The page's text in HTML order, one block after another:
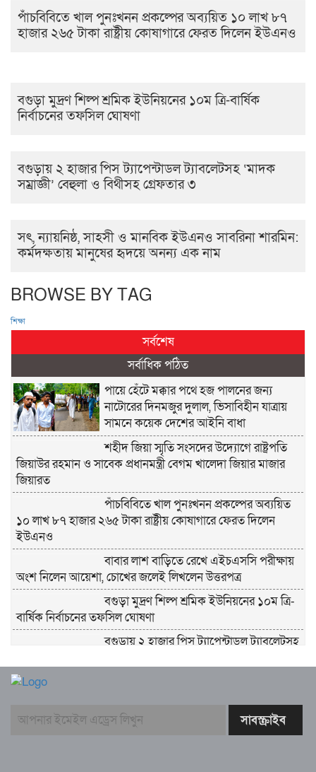
পাঁচবিবিতে খাল পুনঃখনন প্রকল্পের অব্যয়িত ১০ লাখ ৮৭
হাজার ২৬৫ টাকা রাষ্ট্রীয় কোষাগারে ফেরত দিলেন ইউএনও
বগুড়া মুদ্রণ শিল্প শ্রমিক ইউনিয়নের ১০ম ত্রি-বার্ষিক
নির্বাচনের তফসিল ঘোষণা
বগুড়ায় ২ হাজার পিস ট্যাপেন্টাডল ট্যাবলেটসহ ‘মাদক
সম্রাজ্ঞী’ বেহুলা ও বিথীসহ গ্রেফতার ৩
সৎ, ন্যায়নিষ্ঠ, সাহসী ও মানবিক ইউএনও সাবরিনা শারমিন:
কর্মদক্ষতায় মানুষের হৃদয়ে অনন্য এক নাম
BROWSE BY TAG
শিক্ষা
সর্বশেষ
সর্বাধিক পঠিত
পায়ে হেঁটে মক্কার পথে হজ পালনের জন্য
নাটোরের দিনমজুর দুলাল, ভিসাবিহীন যাত্রায়
সামনে কয়েক দেশের আইনি বাধা
শহীদ জিয়া স্মৃতি সংসদের উদ্যোগে রাষ্ট্রপতি
জিয়াউর রহমান ও সাবেক প্রধানমন্ত্রী বেগম খালেদা জিয়ার মাজার
জিয়ারত
পাঁচবিবিতে খাল পুনঃখনন প্রকল্পের অব্যয়িত
১০ লাখ ৮৭ হাজার ২৬৫ টাকা রাষ্ট্রীয় কোষাগারে ফেরত দিলেন
ইউএনও
বাবার লাশ বাড়িতে রেখে এইচএসসি পরীক্ষায়
অংশ নিলেন আয়েশা, চোখের জলেই লিখলেন উত্তরপত্র
বগুড়া মুদ্রণ শিল্প শ্রমিক ইউনিয়নের ১০ম ত্রি-
বার্ষিক নির্বাচনের তফসিল ঘোষণা
বগুড়ায় ২ হাজার পিস ট্যাপেন্টাডল ট্যাবলেটসহ
নরসিংদীর শিবপুরে তিনটি গরুকে বিষ খাইয়ে